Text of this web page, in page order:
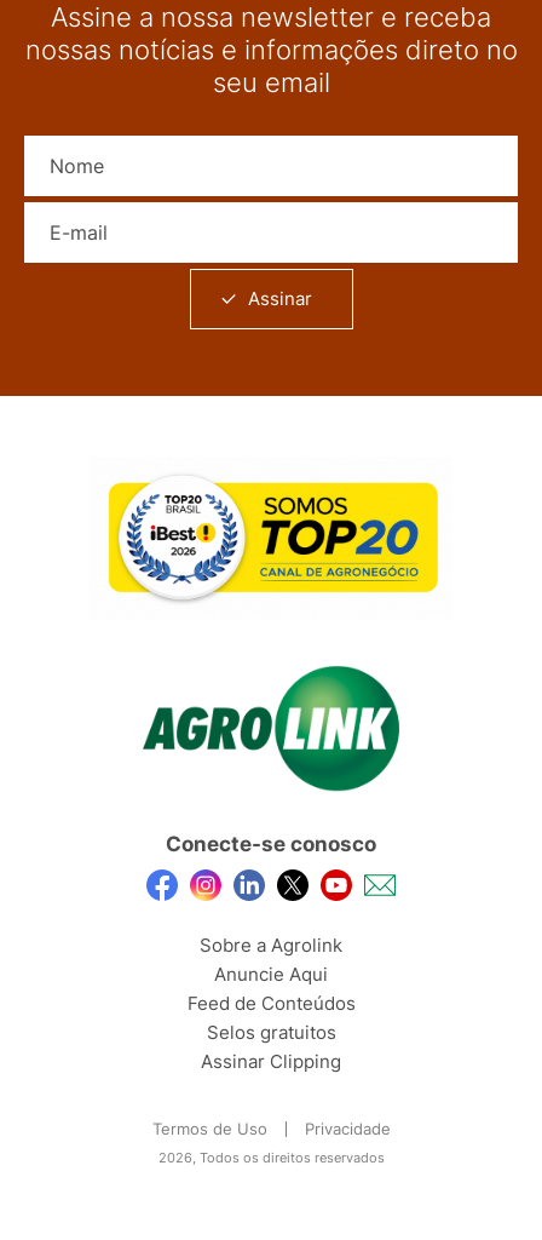
Assine a nossa newsletter e receba
nossas notícias e informações direto no
seu email
Assinar
Conecte-se conosco
Sobre a Agrolink
Anuncie Aqui
Feed de Conteúdos
Selos gratuitos
Assinar Clipping
Termos de Uso Privacidade
2026, Todos os direitos reservados